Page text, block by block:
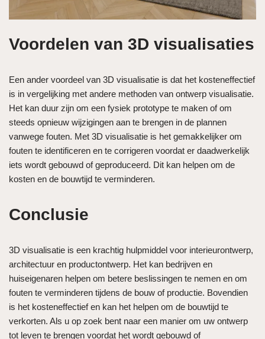
Voordelen van 3D visualisaties
Een ander voordeel van 3D visualisatie is dat het kosteneffectief
is in vergelijking met andere methoden van ontwerp visualisatie.
Het kan duur zijn om een ​​fysiek prototype te maken of om
steeds opnieuw wijzigingen aan te brengen in de plannen
vanwege fouten. Met 3D visualisatie is het gemakkelijker om
fouten te identificeren en te corrigeren voordat er daadwerkelijk
iets wordt gebouwd of geproduceerd. Dit kan helpen om de
kosten en de bouwtijd te verminderen.
Conclusie
3D visualisatie is een krachtig hulpmiddel voor interieurontwerp,
architectuur en productontwerp. Het kan bedrijven en
huiseigenaren helpen om betere beslissingen te nemen en om
fouten te verminderen tijdens de bouw of productie. Bovendien
is het kosteneffectief en kan het helpen om de bouwtijd te
verkorten. Als u op zoek bent naar een manier om uw ontwerp
tot leven te brengen voordat het wordt gebouwd of